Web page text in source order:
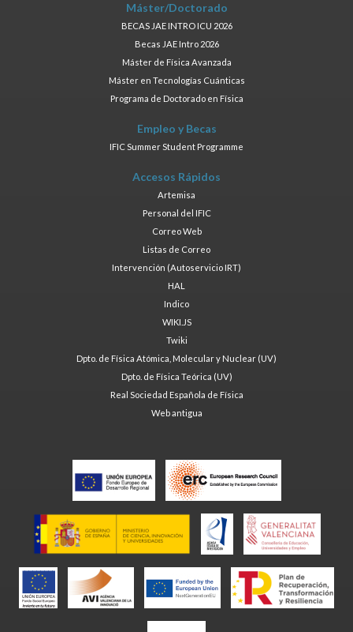
Máster/Doctorado
BECAS JAE INTRO ICU 2026
Becas JAE Intro 2026
Máster de Física Avanzada
Máster en Tecnologías Cuánticas
Programa de Doctorado en Física
Empleo y Becas
IFIC Summer Student Programme
Accesos Rápidos
Artemisa
Personal del IFIC
Correo Web
Listas de Correo
Intervención (Autoservicio IRT)
HAL
Indico
WIKI.JS
Twiki
Dpto. de Física Atómica, Molecular y Nuclear (UV)
Dpto. de Física Teórica (UV)
Real Sociedad Española de Física
Web antigua